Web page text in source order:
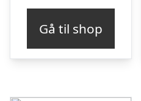
Gå til shop